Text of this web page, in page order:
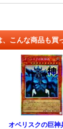
こんな商品も買
オベリスクの巨神